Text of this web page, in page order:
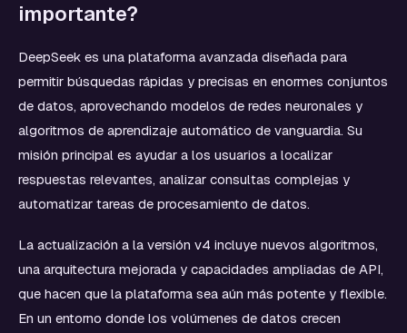
importante?
DeepSeek es una plataforma avanzada diseñada para
permitir búsquedas rápidas y precisas en enormes conjuntos
de datos, aprovechando modelos de redes neuronales y
algoritmos de aprendizaje automático de vanguardia. Su
misión principal es ayudar a los usuarios a localizar
respuestas relevantes, analizar consultas complejas y
automatizar tareas de procesamiento de datos.
La actualización a la versión v4 incluye nuevos algoritmos,
una arquitectura mejorada y capacidades ampliadas de API,
que hacen que la plataforma sea aún más potente y flexible.
En un entorno donde los volúmenes de datos crecen